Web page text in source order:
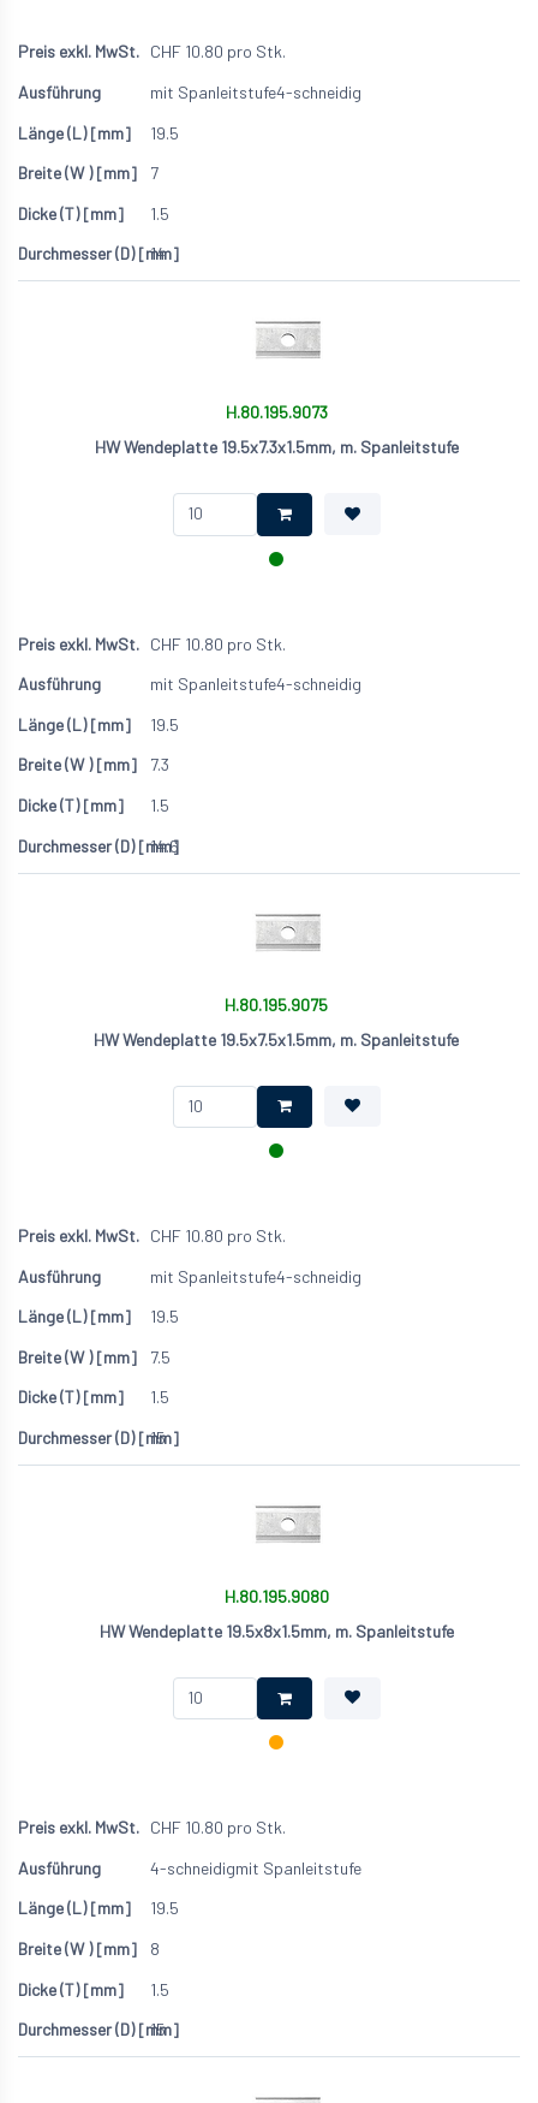
CHF 10.80 pro Stk.
mit Spanleitstufe4-schneidig
19.5
7
1.5
14
H.80.195.9073
HW Wendeplatte 19.5x7.3x1.5mm, m. Spanleitstufe
CHF 10.80 pro Stk.
mit Spanleitstufe4-schneidig
19.5
7.3
1.5
14.6
H.80.195.9075
HW Wendeplatte 19.5x7.5x1.5mm, m. Spanleitstufe
CHF 10.80 pro Stk.
mit Spanleitstufe4-schneidig
19.5
7.5
1.5
15
H.80.195.9080
HW Wendeplatte 19.5x8x1.5mm, m. Spanleitstufe
CHF 10.80 pro Stk.
4-schneidigmit Spanleitstufe
19.5
8
1.5
15